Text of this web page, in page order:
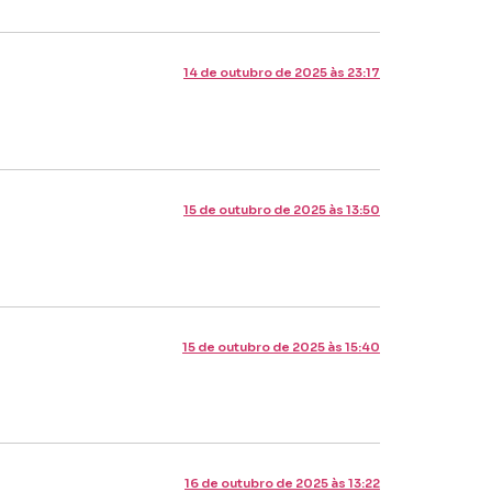
14 de outubro de 2025 às 23:17
15 de outubro de 2025 às 13:50
15 de outubro de 2025 às 15:40
16 de outubro de 2025 às 13:22